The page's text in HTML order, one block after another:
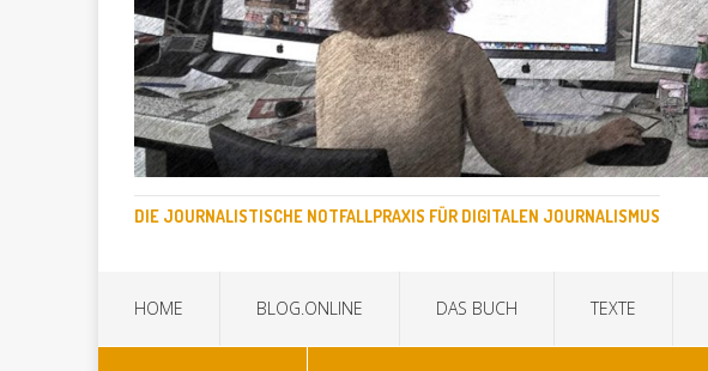
DIE JOURNALISTISCHE NOTFALLPRAXIS FÜR DIGITALEN JOURNALISMUS
HOME BLOG.ONLINE DAS BUCH TEXTE